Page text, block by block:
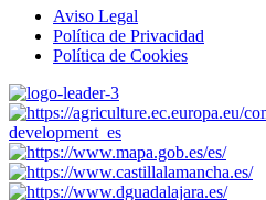
Aviso Legal
Política de Privacidad
Política de Cookies